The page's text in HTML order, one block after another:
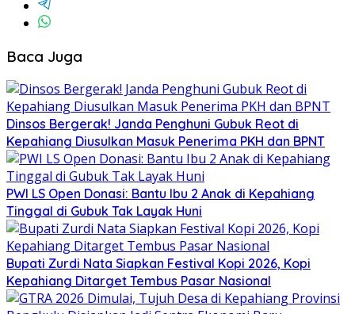
Baca Juga
Dinsos Bergerak! Janda Penghuni Gubuk Reot di
Kepahiang Diusulkan Masuk Penerima PKH dan BPNT
PWI LS Open Donasi: Bantu Ibu 2 Anak di Kepahiang
Tinggal di Gubuk Tak Layak Huni
Bupati Zurdi Nata Siapkan Festival Kopi 2026, Kopi
Kepahiang Ditarget Tembus Pasar Nasional